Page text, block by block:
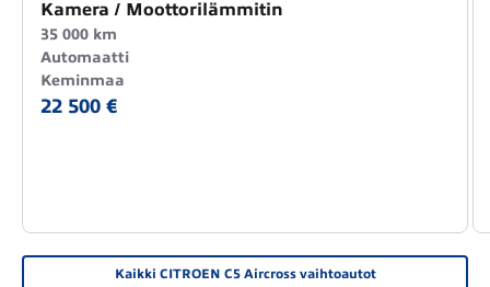
Kamera / Moottorilämmitin
35 000 km
Automaatti
Keminmaa
22 500 €
Kaikki CITROEN C5 Aircross vaihtoautot